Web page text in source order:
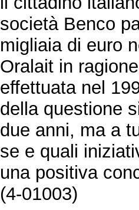
società Benco
migliaia di euro
Oralait in
effettuata nel
della questione
due anni, ma a
se e quali
una positiva
(4-01003)